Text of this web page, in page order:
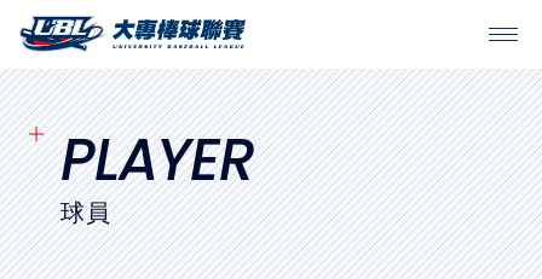
SITEMAP
首頁
球隊戰績
賽程表
PLAYER
球員